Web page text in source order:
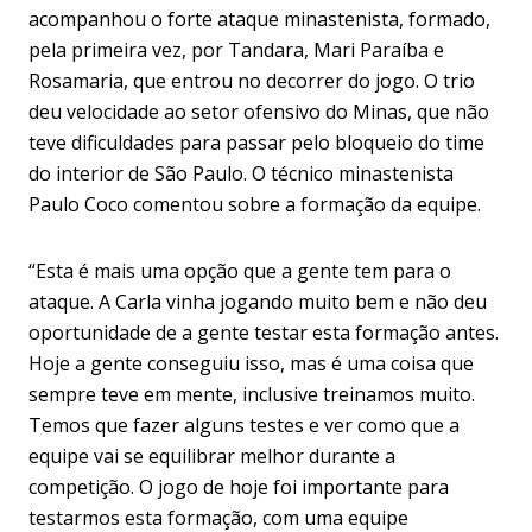
acompanhou o forte ataque minastenista, formado,
pela primeira vez, por Tandara, Mari Paraíba e
Rosamaria, que entrou no decorrer do jogo. O trio
deu velocidade ao setor ofensivo do Minas, que não
teve dificuldades para passar pelo bloqueio do time
do interior de São Paulo. O técnico minastenista
Paulo Coco comentou sobre a formação da equipe.
“Esta é mais uma opção que a gente tem para o
ataque. A Carla vinha jogando muito bem e não deu
oportunidade de a gente testar esta formação antes.
Hoje a gente conseguiu isso, mas é uma coisa que
sempre teve em mente, inclusive treinamos muito.
Temos que fazer alguns testes e ver como que a
equipe vai se equilibrar melhor durante a
competição. O jogo de hoje foi importante para
testarmos esta formação, com uma equipe